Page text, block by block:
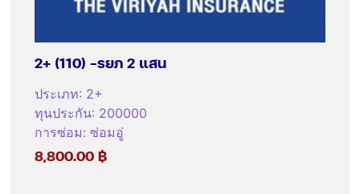
2+ (110) -รยภ 2 แสน
ประเภท: 2+
ทุนประกัน: 200000
การซ่อม:ซ่อมอู่
8,800.00฿